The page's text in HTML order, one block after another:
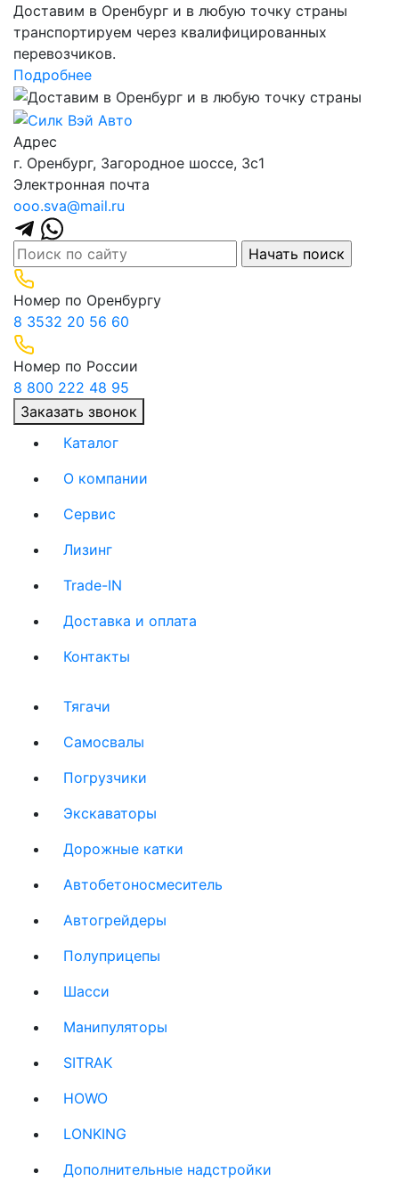
Доставим в Оренбург и в любую точку страны
транспортируем через квалифицированных
перевозчиков.
Подробнее
Адрес
г. Оренбург, Загородное шоссе, 3с1
Электронная почта
ooo.sva@mail.ru
Номер по Оренбургу
8 3532 20 56 60
Номер по России
8 800 222 48 95
Заказать звонок
Каталог
О компании
Сервис
Лизинг
Trade-IN
Доставка и оплата
Контакты
Тягачи
Cамосвалы
Погрузчики
Экскаваторы
Дорожные катки
Автобетоносмеситель
Автогрейдеры
Полуприцепы
Шасси
Манипуляторы
SITRAK
HOWO
LONKING
Дополнительные надстройки